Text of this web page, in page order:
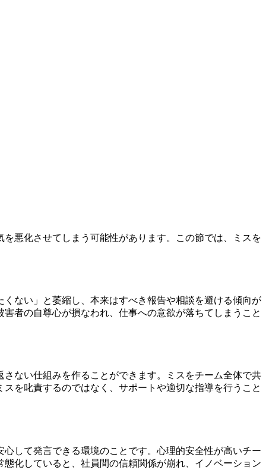
悪化させてしまう可能性があります。この節では、ミスを
ない」と萎縮し、本来はすべき報告や相談を避ける傾向が
者の自尊心が損なわれ、仕事への意欲が落ちてしまうこと
ない仕組みを作ることができます。ミスをチーム全体で共
を叱責するのではなく、サポートや適切な指導を行うこと
して発言できる環境のことです。心理的安全性が高いチー
化していると、社員間の信頼関係が崩れ、イノベーション